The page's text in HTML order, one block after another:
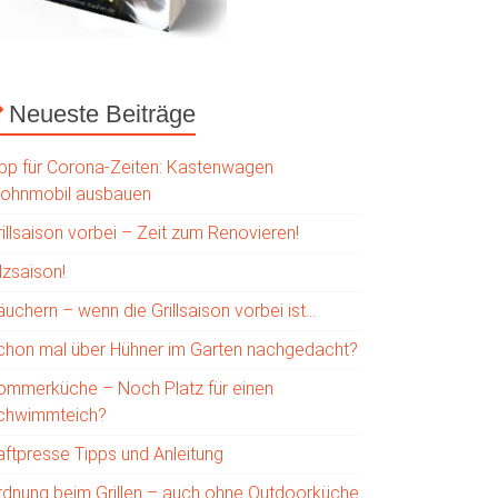
Neueste Beiträge
für Corona-Zeiten: Kastenwagen
ausbauen
vorbei – Zeit zum Renovieren!
– wenn die Grillsaison vorbei ist…
mal über Hühner im Garten nachgedacht?
– Noch Platz für einen
Tipps und Anleitung
beim Grillen – auch ohne Outdoorküche